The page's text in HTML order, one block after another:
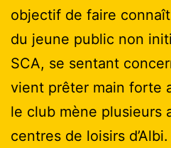
objectif de faire
du jeune public non
SCA, se sentant
vient prêter main forte
le club mène plusieurs
centres de loisirs